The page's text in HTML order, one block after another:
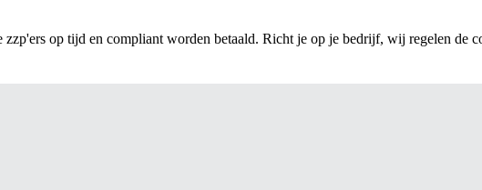
op tijd en compliant worden betaald. Richt je op je bedrijf, wij regelen de